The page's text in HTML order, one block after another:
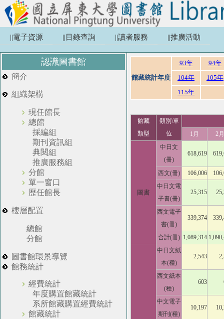
||電子資源 ||目錄查詢 ||讀者服務 ||推廣活動
認識圖書館
簡介
組織架構
現任館長
總館
採編組
期刊資訊組
典閱組
推廣服務組
分館
單一窗口
歷任館長
樓層配置
總館
分館
圖書館環景導覽
館務統計
經費統計
年度購置館藏統計
系所館藏購置經費統計
館藏統計
館藏統計年度
93年
94年
104年
105年
115年
館藏
類型
類別\單
位
1月 2月
圖書
中日文
(冊)
618,619
西文(冊) 106,006
中日文電
子書(冊)
25,315
西文電子
書(冊)
339,374
合計(冊) 1,089,314
中日文紙
本(種)
2,543
西文紙本
(種)
603
中文電子
期刊(種)
10,197